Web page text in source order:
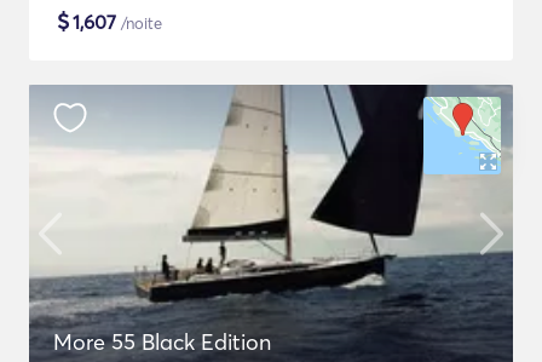
$1,607 /noite
More 55 Black Edition